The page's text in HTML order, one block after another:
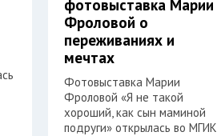
фотовыставка Марии
Фроловой о
переживаниях и
мечтах
Фотовыставка Марии
Фроловой «Я не такой
хороший, как сын маминой
подруги» открылась во МГИК